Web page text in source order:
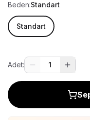
Beden:Standart
Standart
Adet: 1